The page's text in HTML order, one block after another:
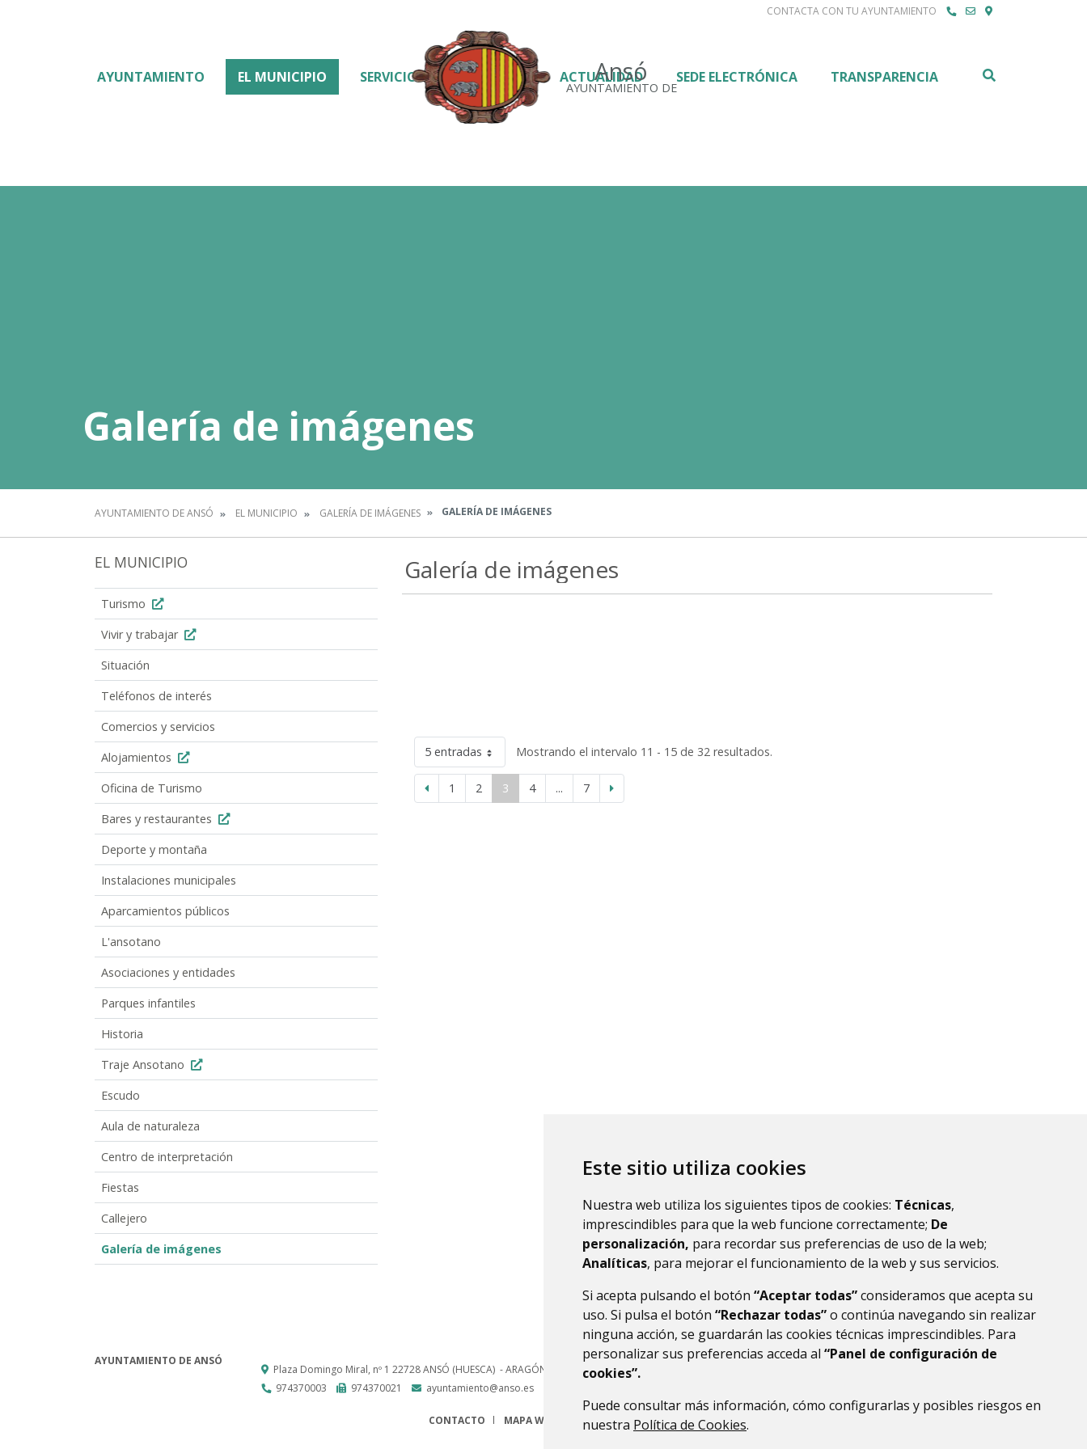
Este sitio utiliza cookies
Nuestra web utiliza los siguientes tipos de cookies: Técnicas,
imprescindibles para que la web funcione correctamente; De
personalización, para recordar sus preferencias de uso de la web;
Analíticas, para mejorar el funcionamiento de la web y sus servicios.
Si acepta pulsando el botón “Aceptar todas”consideramos que acepta su
uso. Si pulsa el botón “Rechazar todas”o continúa navegando sin realizar
ninguna acción, se guardarán las cookies técnicas imprescindibles. Para
personalizar sus preferencias acceda al “Panel de configuración de
cookies”.
Puede consultar más información, cómo configurarlas y posibles riesgos en
nuestra Política de Cookies.
CONTACTA CON TU AYUNTAMIENTO
Ansó
AYUNTAMIENTO DE
AYUNTAMIENTO EL MUNICIPIO SERVICIOS ACTUALIDAD SEDE ELECTRÓNICA TRANSPARENCIA
Galería de imágenes
AYUNTAMIENTO DE ANSÓ EL MUNICIPIO GALERÍA DE IMÁGENES GALERÍA DE IMÁGENES
EL MUNICIPIO
Turismo
Vivir y trabajar
Situación
Teléfonos de interés
Comercios y servicios
Alojamientos
Oficina de Turismo
Bares y restaurantes
Deporte y montaña
Instalaciones municipales
Aparcamientos públicos
L'ansotano
Asociaciones y entidades
Parques infantiles
Historia
Traje Ansotano
Escudo
Aula de naturaleza
Centro de interpretación
Fiestas
Callejero
Galería de imágenes
Galería de imágenes
5 entradas Mostrando el intervalo 11 - 15 de 32 resultados.
1 2 3 4 ... 7
AYUNTAMIENTO DE ANSÓ
Plaza Domingo Miral, nº 1 22728ANSÓ (HUESCA) - ARAGÓN
(ESPAÑA)
974370003
974370021 ayuntamiento@anso.es
CONTACTO MAPA WEB AVISO LEGAL PROTECCIÓN DE DATOS